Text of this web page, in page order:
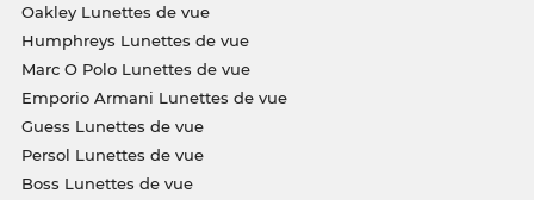
Oakley Lunettes de vue
Humphreys Lunettes de vue
Marc O Polo Lunettes de vue
Emporio Armani Lunettes de vue
Guess Lunettes de vue
Persol Lunettes de vue
Boss Lunettes de vue